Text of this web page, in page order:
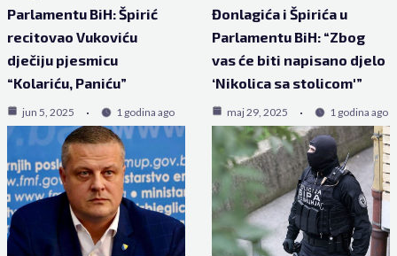
Parlamentu BiH: Špirić
recitovao Vukoviću
dječiju pjesmicu
“Kolariću, Paniću”
jun 5, 2025 1 godina ago
Đonlagića i Špirića u
Parlamentu BiH: “Zbog
vas će biti napisano djelo
‘Nikolica sa stolicom'”
maj 29, 2025 1 godina ago